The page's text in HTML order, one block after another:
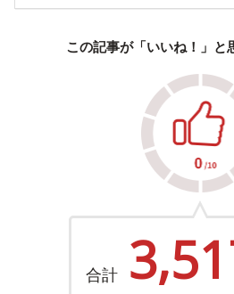
この記事が「いいね！」と
合計